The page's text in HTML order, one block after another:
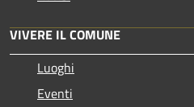
VIVERE IL COMUNE
Luoghi
Eventi